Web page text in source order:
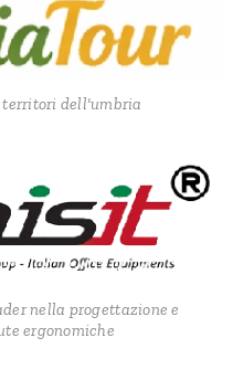
territori dell'umbria
nella progettazione e
ergonomiche